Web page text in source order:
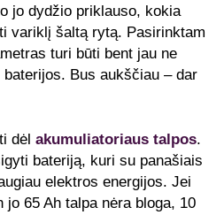
jo dydžio priklauso, kokia
variklį šaltą rytą. Pasirinktam
turi būti bent jau ne
Bus aukščiau – dar
dėl akumuliatoriaus talpos.
bateriją, kuri su panašiais
elektros energijos. Jei
jo 65 Ah talpa nėra bloga, 10